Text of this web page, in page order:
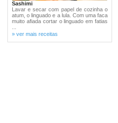
Sashimi
Lavar e secar com papel de cozinha o
atum, o linguado e a lula. Com uma faca
muito afiada cortar o linguado em fatias
» ver mais receitas